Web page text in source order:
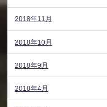
2018年11月
2018年10月
2018年9月
2018年4月